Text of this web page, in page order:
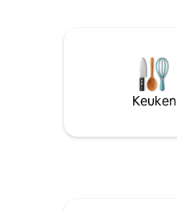
Uitzicht over de
slaapkamer met
Slaapbank in
voor alle ramen
en houtskoolgrill.
Keuken